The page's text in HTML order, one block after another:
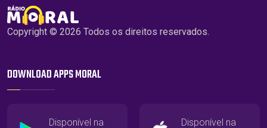
Copyright © 2026 Todos os direitos reservados.
DOWNLOAD APPS MORAL
Disponível na Disponível na